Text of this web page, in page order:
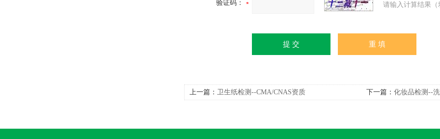
验证码： 请输入计算结果
上一篇： 卫生纸检测--CMA/CNAS资质 下一篇： 化妆品检测--